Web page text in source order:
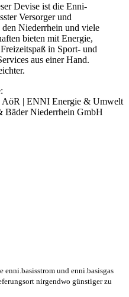
Devise ist die Enni-
Versorger und
Niederrhein und viele
bieten mit Energie,
in Sport- und
aus einer Hand.
| ENNI Energie & Umwelt
Niederrhein GmbH
enni.basisstrom und enni.basisgas
nirgendwo günstiger zu